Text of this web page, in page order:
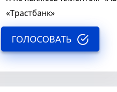
«Трастбанк»
ГОЛОСОВАТЬ